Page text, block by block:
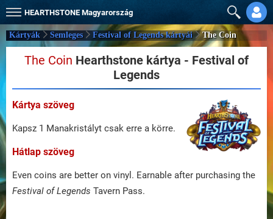
HEARTHSTONE Magyarország
Kártyák Semleges Festival of Legends kártyái The Coin
The Coin Hearthstone kártya - Festival of
Legends
Kártya szöveg
Kapsz 1 Manakristályt csak erre a körre.
Hátlap szöveg
Even coins are better on vinyl. Earnable after purchasing the
Festival of Legends Tavern Pass.